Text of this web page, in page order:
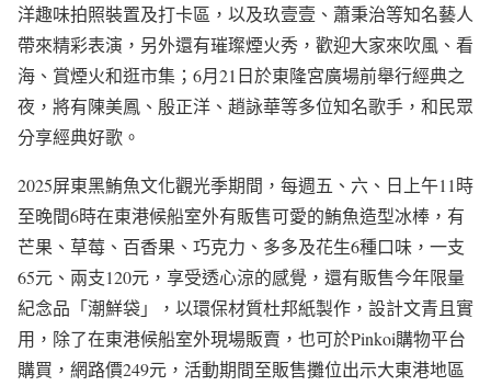
洋趣味拍照裝置及打卡區，以及玖壹壹、蕭秉治等知名藝人
帶來精彩表演，另外還有璀璨煙火秀，歡迎大家來吹風、看
海、賞煙火和逛市集；6月21日於東隆宮廣場前舉行經典之
夜，將有陳美鳳、殷正洋、趙詠華等多位知名歌手，和民眾
分享經典好歌。
2025屏東黑鮪魚文化觀光季期間，每週五、六、日上午11時
至晚間6時在東港候船室外有販售可愛的鮪魚造型冰棒，有
芒果、草莓、百香果、巧克力、多多及花生6種口味，一支
65元、兩支120元，享受透心涼的感覺，還有販售今年限量
紀念品「潮鮮袋」，以環保材質杜邦紙製作，設計文青且實
用，除了在東港候船室外現場販賣，也可於Pinkoi購物平台
購買，網路價249元，活動期間至販售攤位出示大東港地區